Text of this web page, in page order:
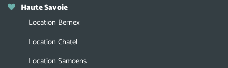
Haute Savoie
Location Bernex
Location Chatel
Location Samoens